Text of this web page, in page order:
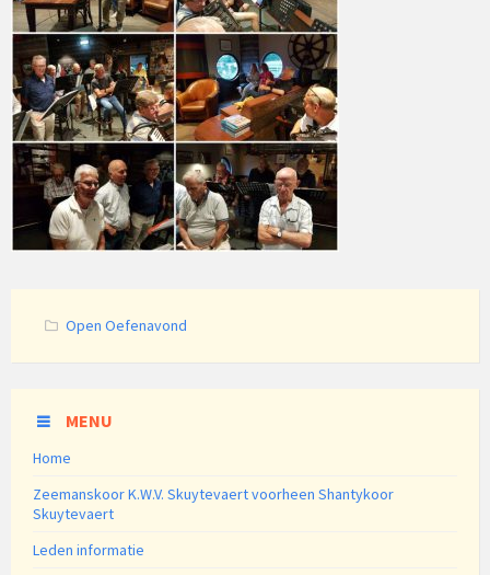
Categories:
Open Oefenavond
MENU
Home
Zeemanskoor K.W.V. Skuytevaert voorheen Shantykoor
Skuytevaert
Leden informatie